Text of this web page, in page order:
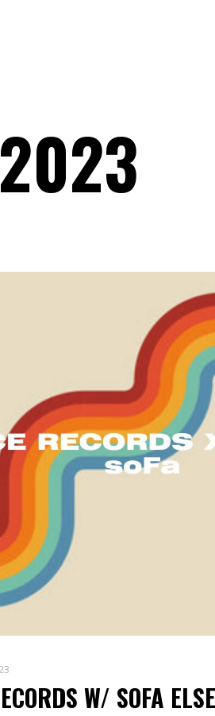
W/ SOFA